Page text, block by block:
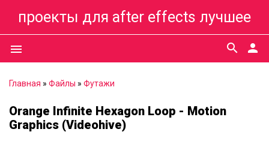
проекты для after effects лучшее
menu person
search
Главная » Файлы » Футажи
Orange Infinite Hexagon Loop - Motion
Graphics (Videohive)